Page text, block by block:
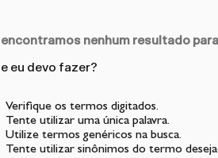
encontramos nenhum resultado
eu devo fazer?
Verifique os termos digitados.
Tente utilizar uma única palavra.
Utilize termos genéricos na busca.
Tente utilizar sinônimos do termo